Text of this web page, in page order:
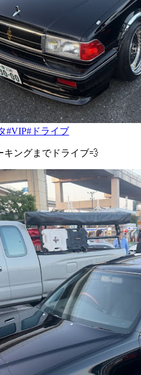
#VIP#ドライブ
キングまでドライブ💨